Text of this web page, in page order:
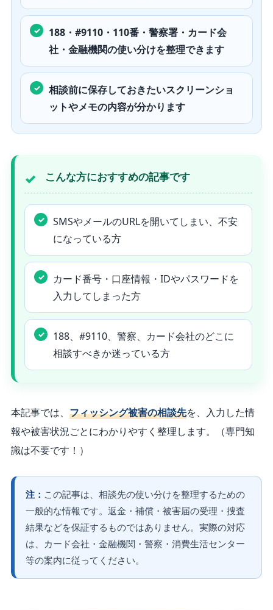
188・#9110・110番・警察署・カード会
社・金融機関の使い分けを整理できます
相談前に保存しておきたいスクリーンショ
ットやメモの内容が分かります
こんな方におすすめの記事です
SMSやメールのURLを開いてしまい、不安
になっている方
カード番号・口座情報・IDやパスワードを
入力してしまった方
188、#9110、警察、カード会社のどこに
相談すべきか迷っている方
本記事では、 フィッシング被害の相談先を、入力した情
報や被害状況ごとにわかりやすく整理します。
（専門知
識は不要です！）
注： この記事は、相談先の使い分けを整理するための
一般的な情報です。返金・補償・被害届の受理・捜査
結果などを保証するものではありません。実際の対応
は、カード会社・金融機関・警察・消費生活センター
等の案内に従ってください。